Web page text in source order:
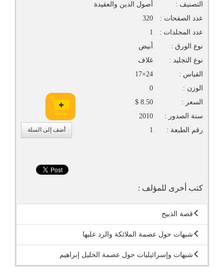
أضف إلى السلة
التصنيف :
أصول الدين والعقيدة
عدد الصفحات :
320
عدد المجلدات :
1
نوع الورق :
أبيض
نوع التجليد :
غلاف
القياس :
24×17
الوزن :
0
السعر :
8.50 $
سنة الصدور :
2010
رقم الطبعة :
1
كتب أخرى للمؤلف :
قصة الذبيح
شبهات حول عصمة الملائكة والرد عليها
شبهات وإسرائيليات حول عصمة الخليل إبراهيم